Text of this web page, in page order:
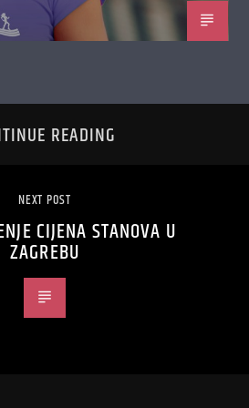
READING
NEXT POST
CIJENA STANOVA U
ZAGREBU